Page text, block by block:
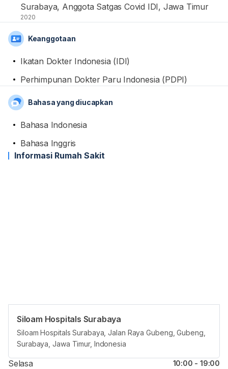
Surabaya, Anggota Satgas Covid IDI, Jawa Timur
2020
Keanggotaan
Ikatan Dokter Indonesia (IDI)
Perhimpunan Dokter Paru Indonesia (PDPI)
Bahasa yang diucapkan
Bahasa Indonesia
Bahasa Inggris
Informasi Rumah Sakit
Siloam Hospitals Surabaya
Siloam Hospitals Surabaya, Jalan Raya Gubeng, Gubeng,
Surabaya, Jawa Timur, Indonesia
Jam reguler
Senin
Selasa 10:00 - 19:00